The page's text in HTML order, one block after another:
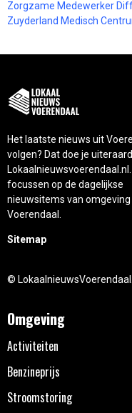
Zorgzame Medewerker
Zuyderland Medisch
Het laatste nieuws uit
volgen? Dat doe je
Lokaalnieuwsvoerendaal.nl.
focussen op de dagelijkse
nieuwsitems van omgeving
Voerendaal.
Sitemap
©
Omgeving
Activiteiten
Benzineprijs
Stroomstoring